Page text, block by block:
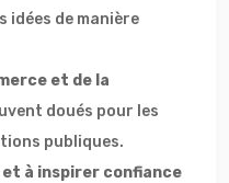
idées de manière
et de la
doués pour les
publiques.
à inspirer confiance